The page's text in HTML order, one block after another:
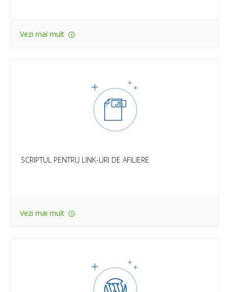
Vezi mai mult
SCRIPTUL PENTRU LINK-URI DE AFILIERE
SCRIPTUL PENTRU LINK-URI DE AFILIERE
Crește-ți productivitatea și economisește timp prin
transformarea automată a linkurilor din site-ul tău către
advertiseri. Integrează scriptul și te poți concentra doar
pe crearea de conținut.
Vezi mai mult
Simplifică-ți munca de afiliat cu pluginul Wordpress care
îți generează linkuri Profitshare automat. O soluție ușor